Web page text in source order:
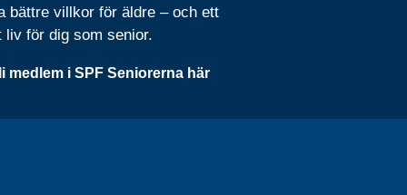
bättre villkor för äldre – och ett
liv för dig som senior.
medlem i SPF Seniorerna här